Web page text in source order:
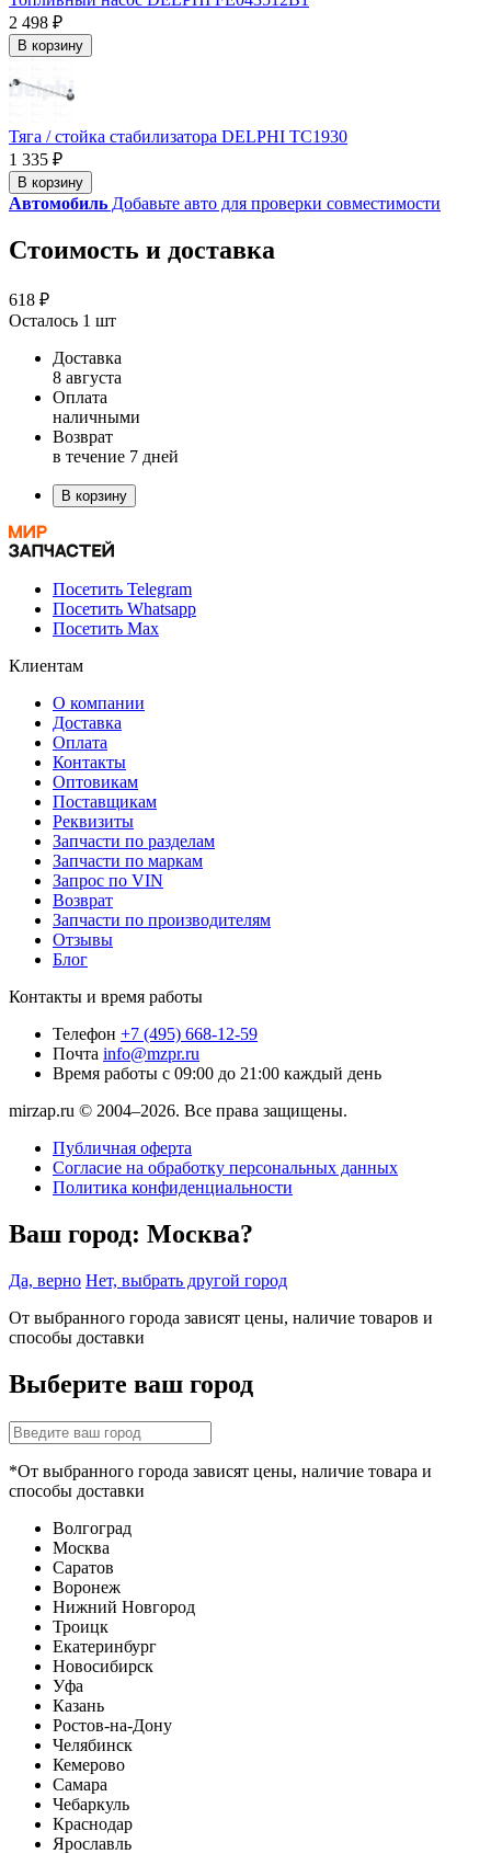
2 498 ₽
В корзину
Тяга / стойка стабилизатора DELPHI TC1930
1 335 ₽
В корзину
Автомобиль Добавьте авто для проверки совместимости
Стоимость и доставка
618 ₽
Осталось 1 шт
Доставка
8 августа
Оплата
наличными
Возврат
в течение 7 дней
В корзину
Посетить Telegram
Посетить Whatsapp
Посетить Max
Клиентам
О компании
Доставка
Оплата
Контакты
Оптовикам
Поставщикам
Реквизиты
Запчасти по разделам
Запчасти по маркам
Запрос по VIN
Возврат
Запчасти по производителям
Отзывы
Блог
Контакты и время работы
Телефон +7 (495) 668-12-59
Почта info@mzpr.ru
Время работы с 09:00 до 21:00 каждый день
mirzap.ru © 2004–2026. Все права защищены.
Публичная оферта
Согласие на обработку персональных данных
Политика конфиденциальности
Ваш город: Москва?
Да, верно Нет, выбрать другой город
От выбранного города зависят цены, наличие товаров и
способы доставки
Выберите ваш город
*От выбранного города зависят цены, наличие товара и
способы доставки
Волгоград
Москва
Саратов
Воронеж
Нижний Новгород
Троицк
Екатеринбург
Новосибирск
Уфа
Казань
Ростов-на-Дону
Челябинск
Кемерово
Самара
Чебаркуль
Краснодар
Ярославль